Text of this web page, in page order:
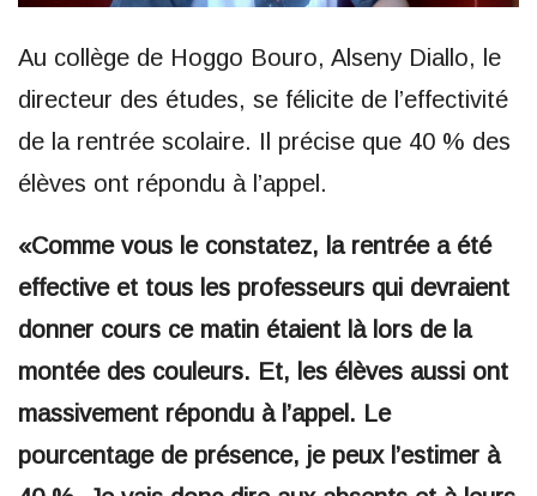
Au collège de Hoggo Bouro, Alseny Diallo, le
directeur des études, se félicite de l’effectivité
de la rentrée scolaire. Il précise que 40 % des
élèves ont répondu à l’appel.
«Comme vous le constatez, la rentrée a été
effective et tous les professeurs qui devraient
donner cours ce matin étaient là lors de la
montée des couleurs. Et, les élèves aussi ont
massivement répondu à l’appel. Le
pourcentage de présence, je peux l’estimer à